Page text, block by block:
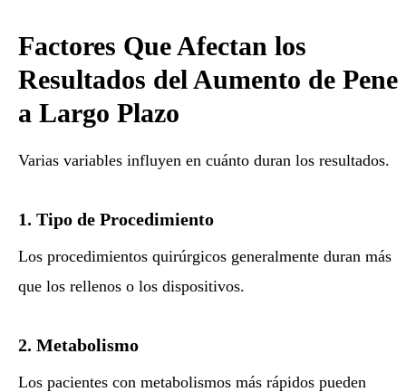
Factores Que Afectan los
Resultados del Aumento de Pene
a Largo Plazo
Varias variables influyen en cuánto duran los resultados.
1. Tipo de Procedimiento
Los procedimientos quirúrgicos generalmente duran más
que los rellenos o los dispositivos.
2. Metabolismo
Los pacientes con metabolismos más rápidos pueden